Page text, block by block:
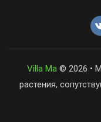
Villa Ma© 2026 •
растения,